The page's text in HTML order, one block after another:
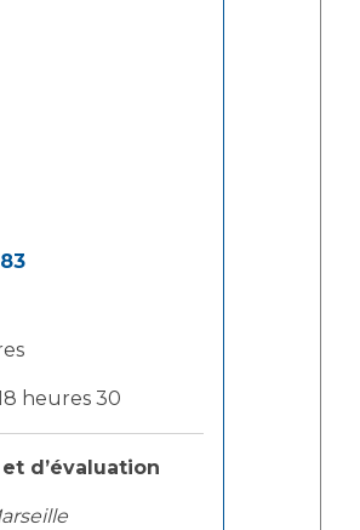
heures 30
d’évaluation